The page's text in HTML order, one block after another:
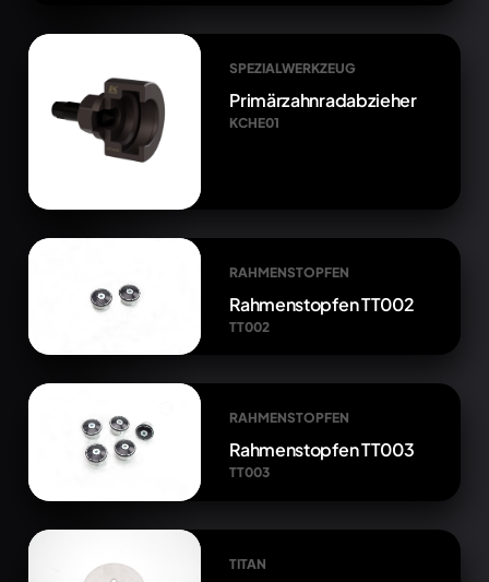
SPEZIALWERKZEUG
Primärzahnradabzieher
KCHE01
RAHMENSTOPFEN
Rahmenstopfen TT002
TT002
RAHMENSTOPFEN
Rahmenstopfen TT003
TT003
TITAN